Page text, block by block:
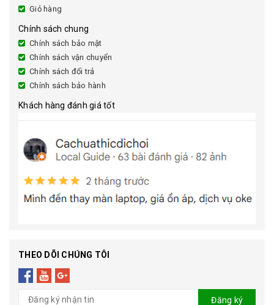
Giỏ hàng
Chính sách chung
Chính sách bảo mật
Chính sách vận chuyển
Chính sách đổi trả
Chính sách bảo hành
Khách hàng đánh giá tốt
THEO DÕI CHÚNG TÔI
Đăng ký